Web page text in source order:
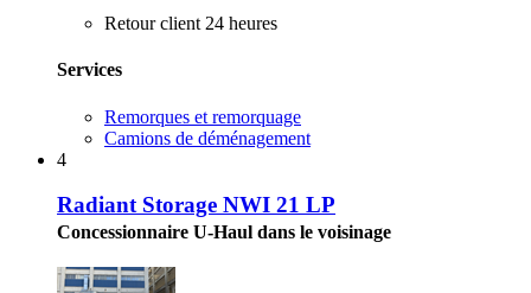
Retour client 24 heures
Services
Remorques et remorquage
Camions de déménagement
4
Radiant Storage NWI 21 LP
Concessionnaire U-Haul dans le voisinage